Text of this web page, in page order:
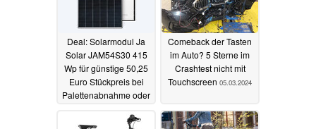
Deal: Solarmodul Ja
Solar JAM54S30 415
Wp für günstige 50,25
Euro Stückpreis bei
Palettenabnahme oder
Einzelmodule
05.03.2024
Comeback der Tasten
im Auto? 5 Sterne im
Crashtest nicht mit
Touchscreen 05.03.2024